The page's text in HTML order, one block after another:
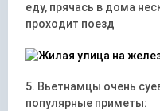
еду, прячась в дома
проходит поезд
5. Вьетнамцы очень
популярные приметы: